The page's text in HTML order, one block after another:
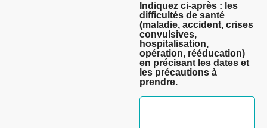
Indiquez ci-après : les
difficultés de santé
(maladie, accident, crises
convulsives,
hospitalisation,
opération, rééducation)
en précisant les dates et
les précautions à
prendre.